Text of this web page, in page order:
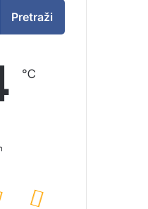
Pretraži
℃